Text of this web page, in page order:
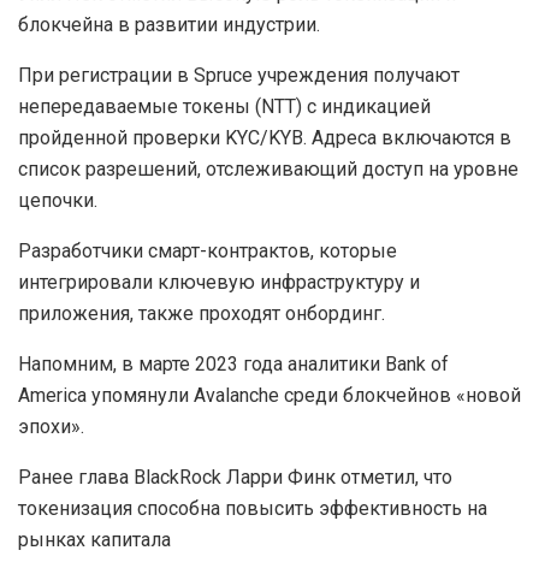
блокчейна в развитии индустрии.
При регистрации в Spruce учреждения получают
непередаваемые токены (NTT) с индикацией
пройденной проверки KYC/KYB. Адреса включаются в
список разрешений, отслеживающий доступ на уровне
цепочки.
Разработчики смарт-контрактов, которые
интегрировали ключевую инфраструктуру и
приложения, также проходят онбординг.
Напомним, в марте 2023 года аналитики Bank of
America упомянули Avalanche среди блокчейнов «новой
эпохи».
Ранее глава BlackRock Ларри Финк отметил, что
токенизация способна повысить эффективность на
рынках капитала